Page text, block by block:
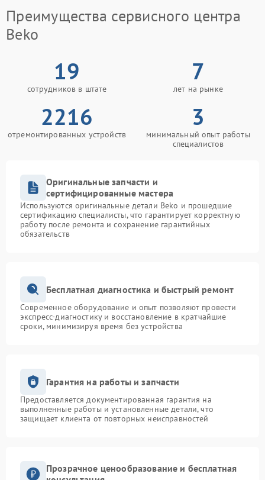
Преимущества сервисного центра
Beko
19
сотрудников в штате
7
лет на рынке
2216
отремонтированных устройств
3
минимальный опыт работы
специалистов
Оригинальные запчасти и
сертифицированные мастера
Используются оригинальные детали Beko и прошедшие
сертификацию специалисты, что гарантирует корректную
работу после ремонта и сохранение гарантийных
обязательств
Бесплатная диагностика и быстрый ремонт
Современное оборудование и опыт позволяют провести
экспресс-диагностику и восстановление в кратчайшие
сроки, минимизируя время без устройства
Гарантия на работы и запчасти
Предоставляется документированная гарантия на
выполненные работы и установленные детали, что
защищает клиента от повторных неисправностей
Прозрачное ценообразование и бесплатная